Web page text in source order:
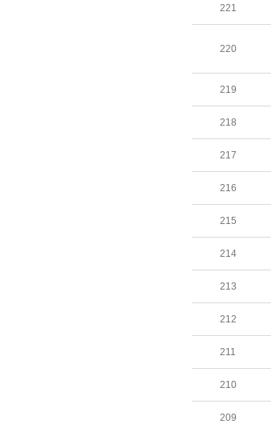
221
220
219
218
217
216
215
214
213
212
211
210
209